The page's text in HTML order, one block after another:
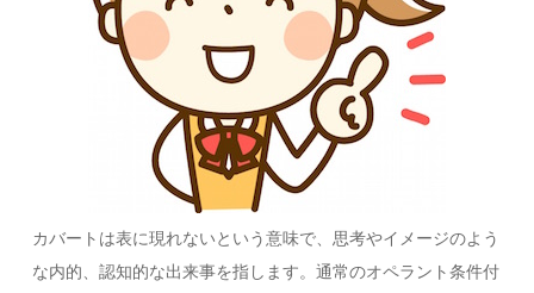
カバートは表に現れないという意味で、思考やイメージのよう
な内的、認知的な出来事を指します。通常のオペラント条件付